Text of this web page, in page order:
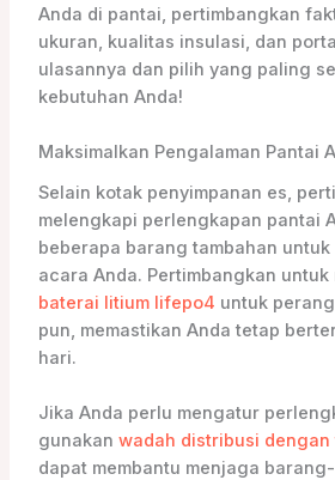
Anda di pantai, pertimbangkan
ukuran, kualitas insulasi, dan
ulasannya dan pilih yang paling
kebutuhan Anda!
Maksimalkan Pengalaman Pantai
Selain kotak penyimpanan es,
melengkapi perlengkapan pantai
beberapa barang tambahan untuk
acara Anda. Pertimbangkan untuk
baterai litium lifepo4 untuk
pun, memastikan Anda tetap
hari.
Jika Anda perlu mengatur
gunakan wadah distribusi
dapat membantu menjaga